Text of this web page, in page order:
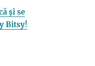
și se
Bitsy!